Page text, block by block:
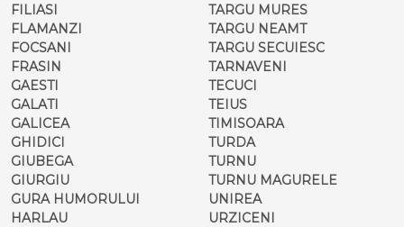
FILIASI
FLAMANZI
FOCSANI
FRASIN
GAESTI
GALATI
GALICEA
GHIDICI
GIUBEGA
GIURGIU
GURA HUMORULUI
HARLAU
TARGU MURES
TARGU NEAMT
TARGU SECUIESC
TARNAVENI
TECUCI
TEIUS
TIMISOARA
TURDA
TURNU
TURNU MAGURELE
UNIREA
URZICENI